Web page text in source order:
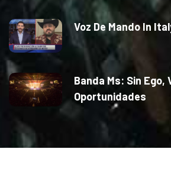
Voz De Mando In
Banda Ms: Sin Ego,
Oportunidades